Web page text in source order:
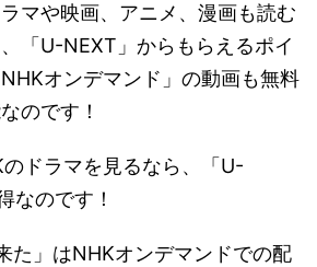
マや映画、アニメ、漫画も読む
「U-NEXT」からもらえるポイ
オンデマンド」の動画も無料
のです！
ドラマを見るなら、「U-
なのです！
た」はNHKオンデマンドでの配